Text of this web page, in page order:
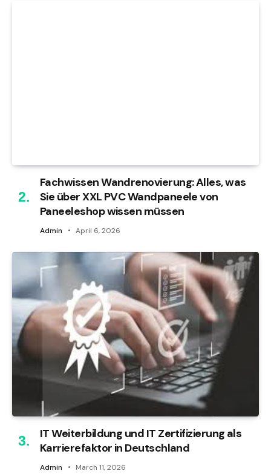
Fachwissen Wandrenovierung: Alles, was
Sie über XXL PVC Wandpaneele von
Paneeleshop wissen müssen
Admin April 6, 2026
IT Weiterbildung und IT Zertifizierung als
Karrierefaktor in Deutschland
Admin March 11, 2026